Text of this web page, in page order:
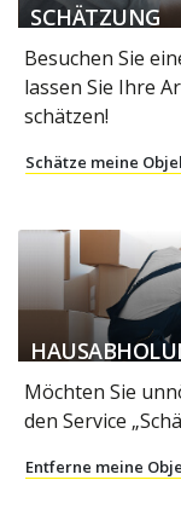
SCHÄTZUNG
Besuchen Sie
lassen Sie Ihre
schätzen!
Schätze meine
Möchten Sie
den Service
Entferne meine